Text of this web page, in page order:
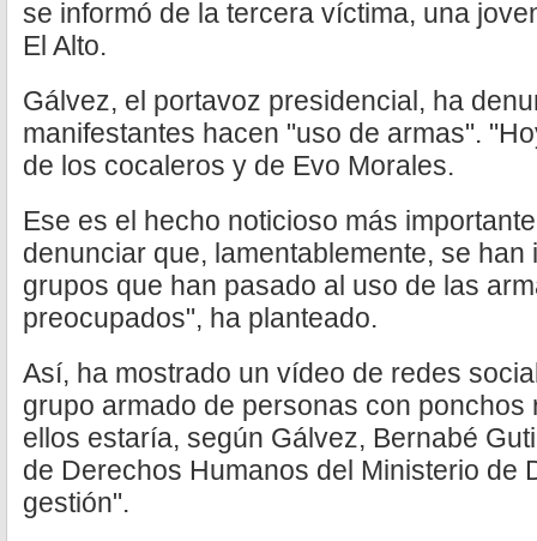
se informó de la tercera víctima, una
El Alto.
Gálvez, el portavoz presidencial, ha
manifestantes hacen "uso de armas".
de los cocaleros y de Evo Morales.
Ese es el hecho noticioso más
denunciar que, lamentablemente, se han
grupos que han pasado al uso de las
preocupados", ha planteado.
Así, ha mostrado un vídeo de redes
grupo armado de personas con ponchos
ellos estaría, según Gálvez, Bernabé
de Derechos Humanos del Ministerio de
gestión".